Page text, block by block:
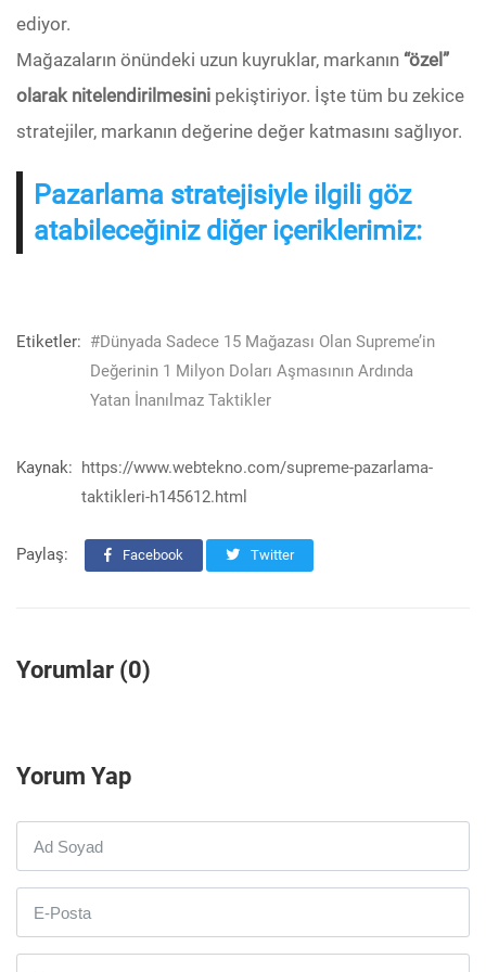
ediyor.
Mağazaların önündeki uzun kuyruklar, markanın “özel”
olarak nitelendirilmesini pekiştiriyor. İşte tüm bu zekice
stratejiler, markanın değerine değer katmasını sağlıyor.
Pazarlama stratejisiyle ilgili göz
atabileceğiniz diğer içeriklerimiz:
Etiketler: #Dünyada Sadece 15 Mağazası Olan Supreme’in
Değerinin 1 Milyon Doları Aşmasının Ardında
Yatan İnanılmaz Taktikler
Kaynak: https://www.webtekno.com/supreme-pazarlama-
taktikleri-h145612.html
Paylaş: Facebook Twitter
Yorumlar (0)
Yorum Yap